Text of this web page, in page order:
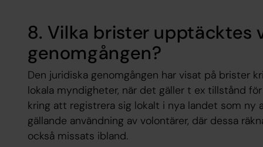
8. Vilka brister upptäcktes
genomgången?
Den juridiska genomgången har visat på brister
lokala myndigheter, när det gäller t ex tillstånd
kring att registrera sig lokalt i nya landet som ny
gällande användning av volontärer, där dessa
också missats ibland.